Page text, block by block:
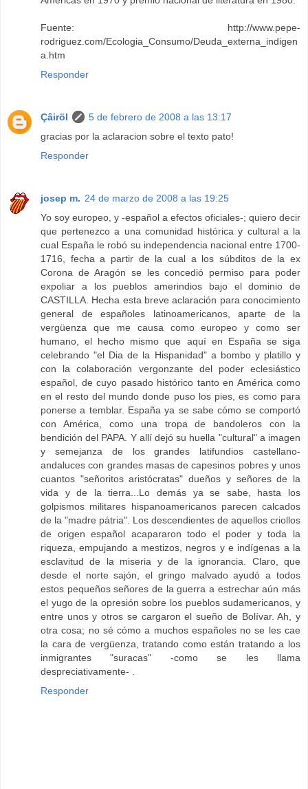
Fuente: http://www.pepe-
rodriguez.com/Ecologia_Consumo/Deuda_externa_indigen
a.htm
Responder
Çâiröl
5 de febrero de 2008 a las 13:17
gracias por la aclaracion sobre el texto pato!
Responder
josep m. 24 de marzo de 2008 a las 19:25
Yo soy europeo, y -español a efectos oficiales-; quiero decir
que pertenezco a una comunidad histórica y cultural a la
cual España le robó su independencia nacional entre 1700-
1716, fecha a partir de la cual a los súbditos de la ex
Corona de Aragón se les concedió permiso para poder
expoliar a los pueblos amerindios bajo el dominio de
CASTILLA. Hecha esta breve aclaración para conocimiento
general de españoles latinoamericanos, aparte de la
vergüenza que me causa como europeo y como ser
humano, el hecho mismo que aquí en España se siga
celebrando "el Dia de la Hispanidad" a bombo y platillo y
con la colaboración vergonzante del poder eclesiástico
español, de cuyo pasado histórico tanto en América como
en el resto del mundo donde puso los pies, es como para
ponerse a temblar. España ya se sabe cómo se comportó
con América, como una tropa de bandoleros con la
bendición del PAPA. Y allí dejó su huella "cultural" a imagen
y semejanza de los grandes latifundios castellano-
andaluces con grandes masas de capesinos pobres y unos
cuantos "señoritos aristócratas" dueños y señores de la
vida y de la tierra...Lo demás ya se sabe, hasta los
golpismos militares hispanoamericanos parecen calcados
de la "madre pátria". Los descendientes de aquellos criollos
de origen español acapararon todo el poder y toda la
riqueza, empujando a mestizos, negros y e indígenas a la
esclavitud de la miseria y de la ignorancia. Claro, que
desde el norte sajón, el gringo malvado ayudó a todos
estos pequeños señores de la guerra a estrechar aún más
el yugo de la opresión sobre los pueblos sudamericanos, y
entre unos y otros se cargaron el sueño de Bolívar. Ah, y
otra cosa; no sé cómo a muchos españoles no se les cae
la cara de vergüenza, tratando como están tratando a los
inmigrantes "suracas" -como se les llama
despreciativamente- .
Responder